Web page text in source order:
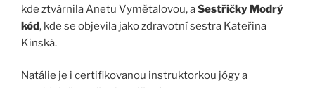
kde ztvárnila Anetu Vymětalovou, aSestřičky Modrý
kód, kde se objevila jako zdravotní sestra Kateřina
Kinská.
Natálie je i certifikovanou instruktorkou jógy a